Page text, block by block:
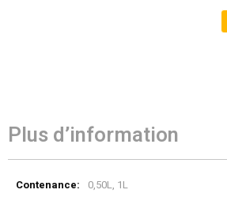
Plus d’information
d’information
0,50L, 1L